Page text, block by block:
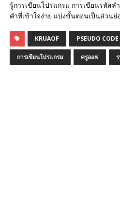
รู้การเขียนโปรแกรม การเขียนรหัส
คำที่เข้าใจง่าย แบ่งขั้นตอนเป็นส่วนย่
KRUAOF PSEUDO CODE
การเขียนโปรแกรม ครูออฟ